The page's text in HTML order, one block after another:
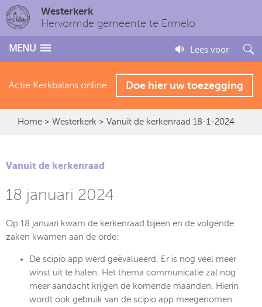
Westerkerk
Hervormde gemeente te Ermelo
Lees voor
MENU
Actie Kerkbalans online Doe hier uw toezegging
Home > Westerkerk > Vanuit de kerkenraad 18-1-2024
Vanuit de kerkenraad
18 januari 2024
Op 18 januari kwam de kerkenraad bijeen en de volgende
zaken kwamen aan de orde:
De scipio app werd geëvalueerd. Er is nog veel meer
winst uit te halen. Het thema communicatie zal nog
meer aandacht krijgen de komende maanden. Hierin
wordt ook gebruik van de scipio app meegenomen.